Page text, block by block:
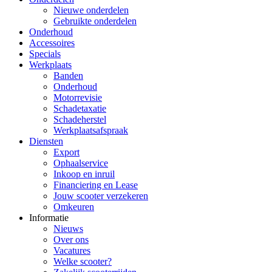
Nieuwe onderdelen
Gebruikte onderdelen
Onderhoud
Accessoires
Specials
Werkplaats
Banden
Onderhoud
Motorrevisie
Schadetaxatie
Schadeherstel
Werkplaatsafspraak
Diensten
Export
Ophaalservice
Inkoop en inruil
Financiering en Lease
Jouw scooter verzekeren
Omkeuren
Informatie
Nieuws
Over ons
Vacatures
Welke scooter?